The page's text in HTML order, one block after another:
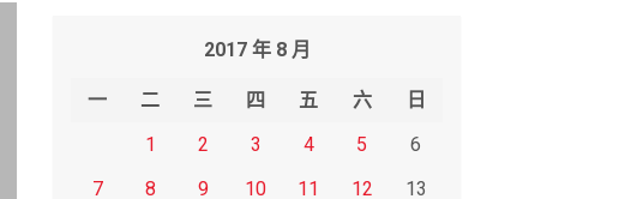
2017 年 8 月
一 二 三 四 五 六
日
1
2 3 4 5
6
7
8 9 10 11 12
13